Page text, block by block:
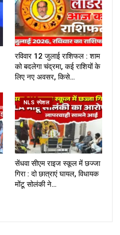
रविवार 12 जुलाई राशिफल : शाम
को बदलेगा चंद्रमा, कई राशियों के
लिए नए अवसर, किसे…
NLS स्पेशल
सेंधवा सीएम राइज स्कूल में छज्जा
गिरा : दो छात्राएं घायल, विधायक
मोंटू सोलंकी ने…